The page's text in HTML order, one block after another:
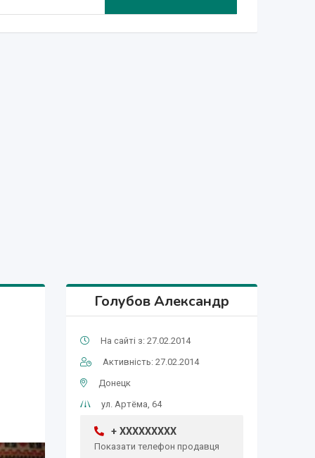
Голубов Александр
На сайті з: 27.02.2014
Активність: 27.02.2014
Донецк
ул. Артёма, 64
+ XXXXXXXXX
Показати телефон продавця